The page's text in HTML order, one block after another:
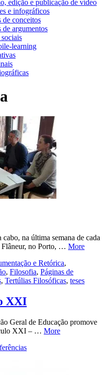
edição e publicação de vídeo
e infográficos
de conceitos
de argumentos
learning
na última semana de cada
Flâneur, no Porto, … More
e Retórica,
, Filosofia, Páginas de
, Tertúlias Filosóficas, teses
XXI
Geral de Educação promove
XXI – … More